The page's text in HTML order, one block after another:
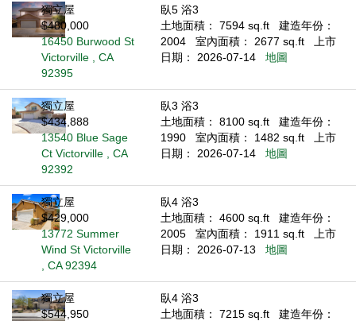
獨立屋
$480,000
16450 Burwood St
Victorville , CA
92395
臥5 浴3
土地面積： 7594 sq.ft
建造年份：
2004
室內面積： 2677 sq.ft
上市
日期： 2026-07-14
地圖
獨立屋
$434,888
13540 Blue Sage
Ct Victorville , CA
92392
臥3 浴3
土地面積： 8100 sq.ft
建造年份：
1990
室內面積： 1482 sq.ft
上市
日期： 2026-07-14
地圖
獨立屋
$429,000
13772 Summer
Wind St Victorville
, CA 92394
臥4 浴3
土地面積： 4600 sq.ft
建造年份：
2005
室內面積： 1911 sq.ft
上市
日期： 2026-07-13
地圖
獨立屋
$544,950
臥4 浴3
土地面積： 7215 sq.ft
建造年份：